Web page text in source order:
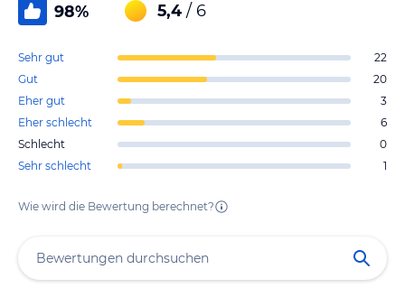
98% 5,4 / 6
Sehr gut
22
Gut
20
Eher gut
3
Eher schlecht
6
Schlecht
0
Sehr schlecht
1
Wie wird die Bewertung berechnet?